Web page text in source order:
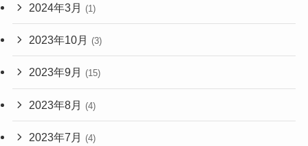
2024年3月 (1)
2023年10月 (3)
2023年9月 (15)
2023年8月 (4)
2023年7月 (4)